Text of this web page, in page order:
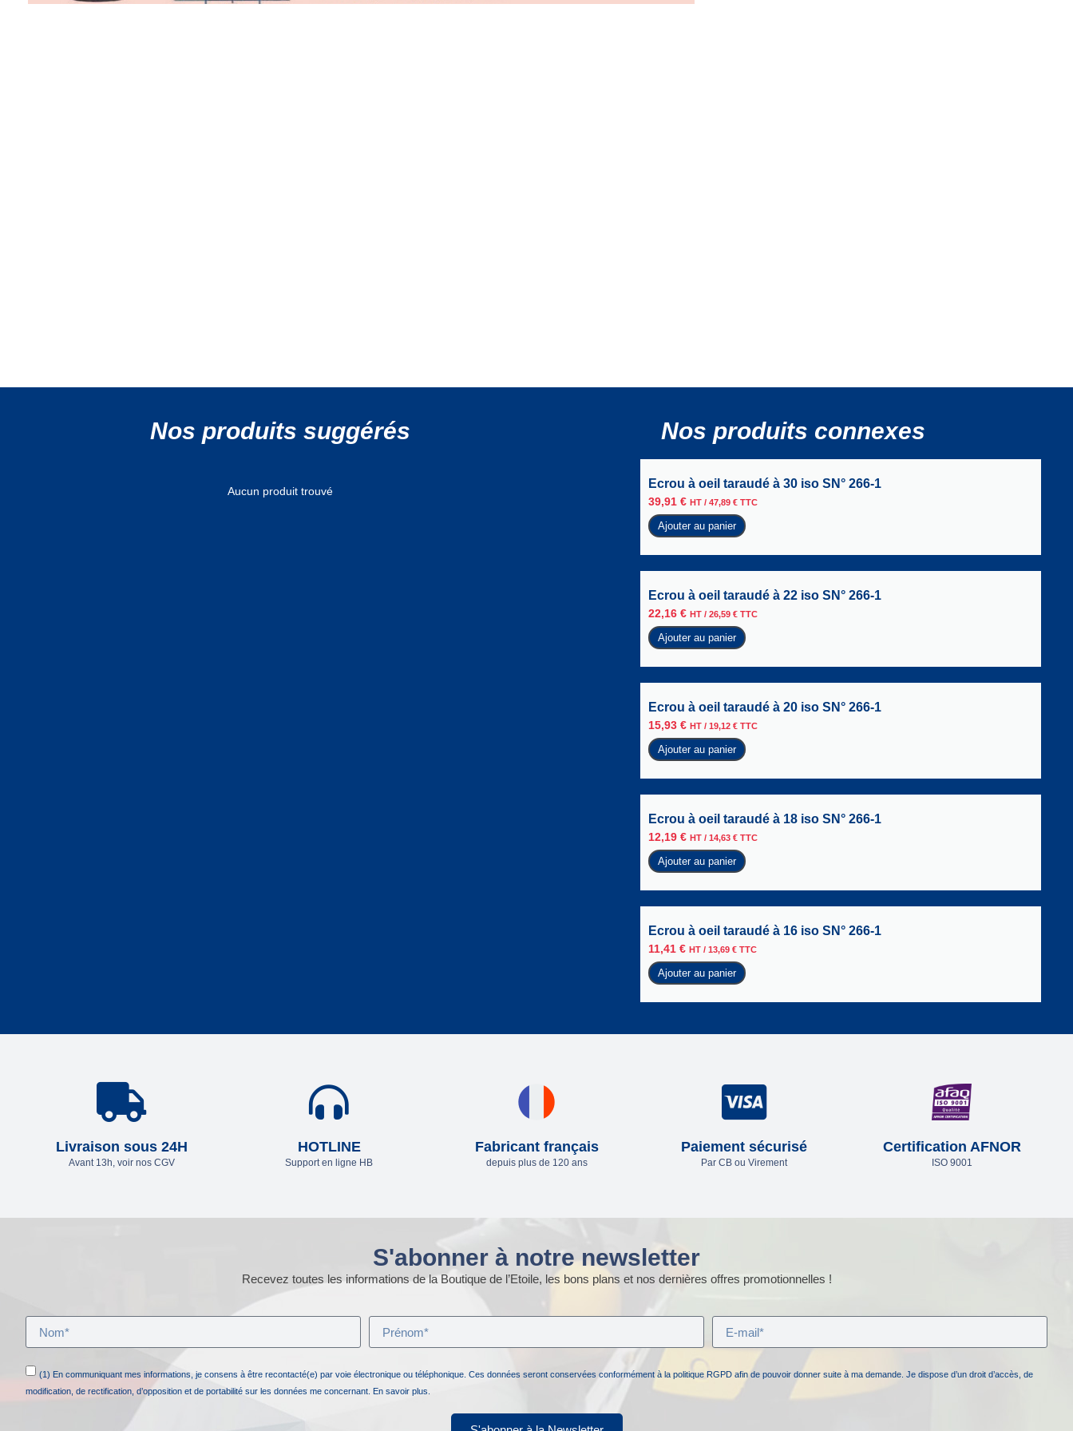
Nos produits suggérés
Aucun produit trouvé
Nos produits connexes
Ecrou à oeil taraudé à 30 iso SN° 266-1
39,91 € HT / 47,89 € TTC
Ajouter au panier
Ecrou à oeil taraudé à 22 iso SN° 266-1
22,16 € HT / 26,59 € TTC
Ajouter au panier
Ecrou à oeil taraudé à 20 iso SN° 266-1
15,93 € HT / 19,12 € TTC
Ajouter au panier
Ecrou à oeil taraudé à 18 iso SN° 266-1
12,19 € HT / 14,63 € TTC
Ajouter au panier
Ecrou à oeil taraudé à 16 iso SN° 266-1
11,41 € HT / 13,69 € TTC
Ajouter au panier
Livraison sous 24H
Avant 13h, voir nos CGV
HOTLINE
Support en ligne HB
Fabricant français
depuis plus de 120 ans
Paiement sécurisé
Par CB ou Virement
Certification AFNOR
ISO 9001
S'abonner à notre newsletter
Recevez toutes les informations de la Boutique de l’Etoile, les bons plans et nos dernières offres promotionnelles !
(1) En communiquant mes informations, je consens à être recontacté(e) par voie électronique ou téléphonique. Ces données seront conservées conformément à la politique RGPD afin de pouvoir donner suite à ma demande. Je dispose d’un droit d’accès, de
modification, de rectification, d’opposition et de portabilité sur les données me concernant. En savoir plus.